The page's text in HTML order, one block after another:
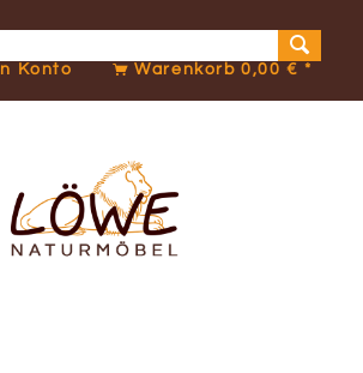
Konto Warenkorb0,00 € *